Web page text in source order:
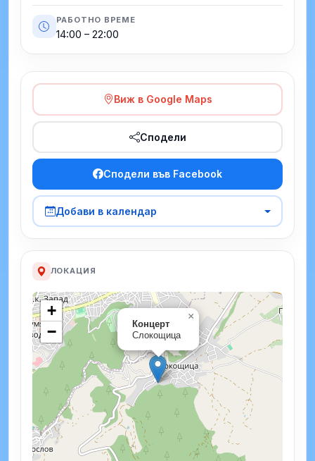
РАБОТНО ВРЕМЕ
14:00 – 22:00
Виж в Google Maps
Сподели
Сподели във Facebook
Добави в календар
ЛОКАЦИЯ
Концерт
Слокощица
×
+
−